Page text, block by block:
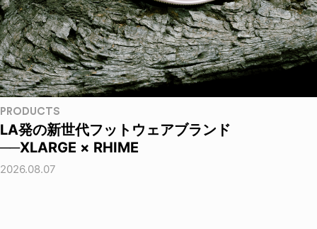
PRODUCTS
LA発の新世代フットウェアブランド
──XLARGE × RHIME
2026.08.07